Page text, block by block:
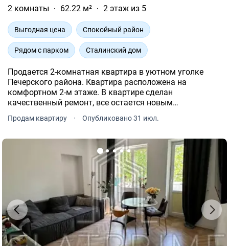
2 комнаты
62.22 м² 2 этаж из 5
Выгодная цена Спокойный район
Рядом с парком Сталинский дом
Продается 2-комнатная квартира в уютном уголке
Печерского района. Квартира расположена на
комфортном 2-м этаже. В квартире сделан
качественный ремонт, все остается новым
владельцам. Вся необходимая инфраструктура рядом.
Также неподалеку Ботанический сад им.Гришка, бул.
Продам квартиру · Опубликовано 31 июл.